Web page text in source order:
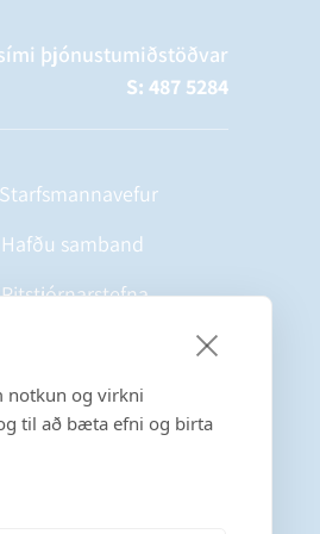
notkun og virkni
til að bæta efni og birta
þjónustumiðstöðvar
S: 487 5284
Starfsmannavefur
Hafðu samband
Ritstjórnarstefna
Fylgstu með á Facebook